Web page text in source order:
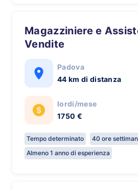
Magazziniere e Assistente alle
Vendite
Padova
44 km di distanza
lordi/mese
1750 €
Tempo determinato
40 ore
Almeno 1 anno di esperienza